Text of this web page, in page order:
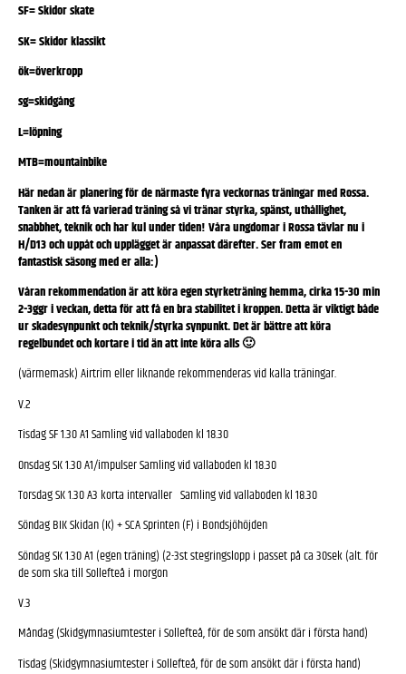
SF= Skidor skate
SK= Skidor klassikt
ök=överkropp
sg=skidgång
L=löpning
MTB=mountainbike
Här nedan är planering för de närmaste fyra veckornas träningar med Rossa.
Tanken är att få varierad träning så vi tränar styrka, spänst, uthållighet,
snabbhet, teknik och har kul under tiden! Våra ungdomar i Rossa tävlar nu i
H/D13 och uppåt och upplägget är anpassat därefter. Ser fram emot en
fantastisk säsong med er alla:)
Våran rekommendation är att köra egen styrketräning hemma, cirka 15-30 min
2-3ggr i veckan, detta för att få en bra stabilitet i kroppen. Detta är viktigt både
ur skadesynpunkt och teknik/styrka synpunkt. Det är bättre att köra
regelbundet och kortare i tid än att inte köra alls 🙂
(värmemask) Airtrim eller liknande rekommenderas vid kalla träningar.
V.2
Tisdag SF 1.30 A1 Samling vid vallaboden kl 18.30
Onsdag SK 1.30 A1/impulser Samling vid vallaboden kl 18.30
Torsdag SK 1.30 A3 korta intervaller Samling vid vallaboden kl 18.30
Söndag BIK Skidan (K) + SCA Sprinten (F) i Bondsjöhöjden
Söndag SK 1.30 A1 (egen träning) (2-3st stegringslopp i passet på ca 30sek (alt. för
de som ska till Sollefteå i morgon
V.3
Måndag (Skidgymnasiumtester i Sollefteå, för de som ansökt där i första hand)
Tisdag (Skidgymnasiumtester i Sollefteå, för de som ansökt där i första hand)